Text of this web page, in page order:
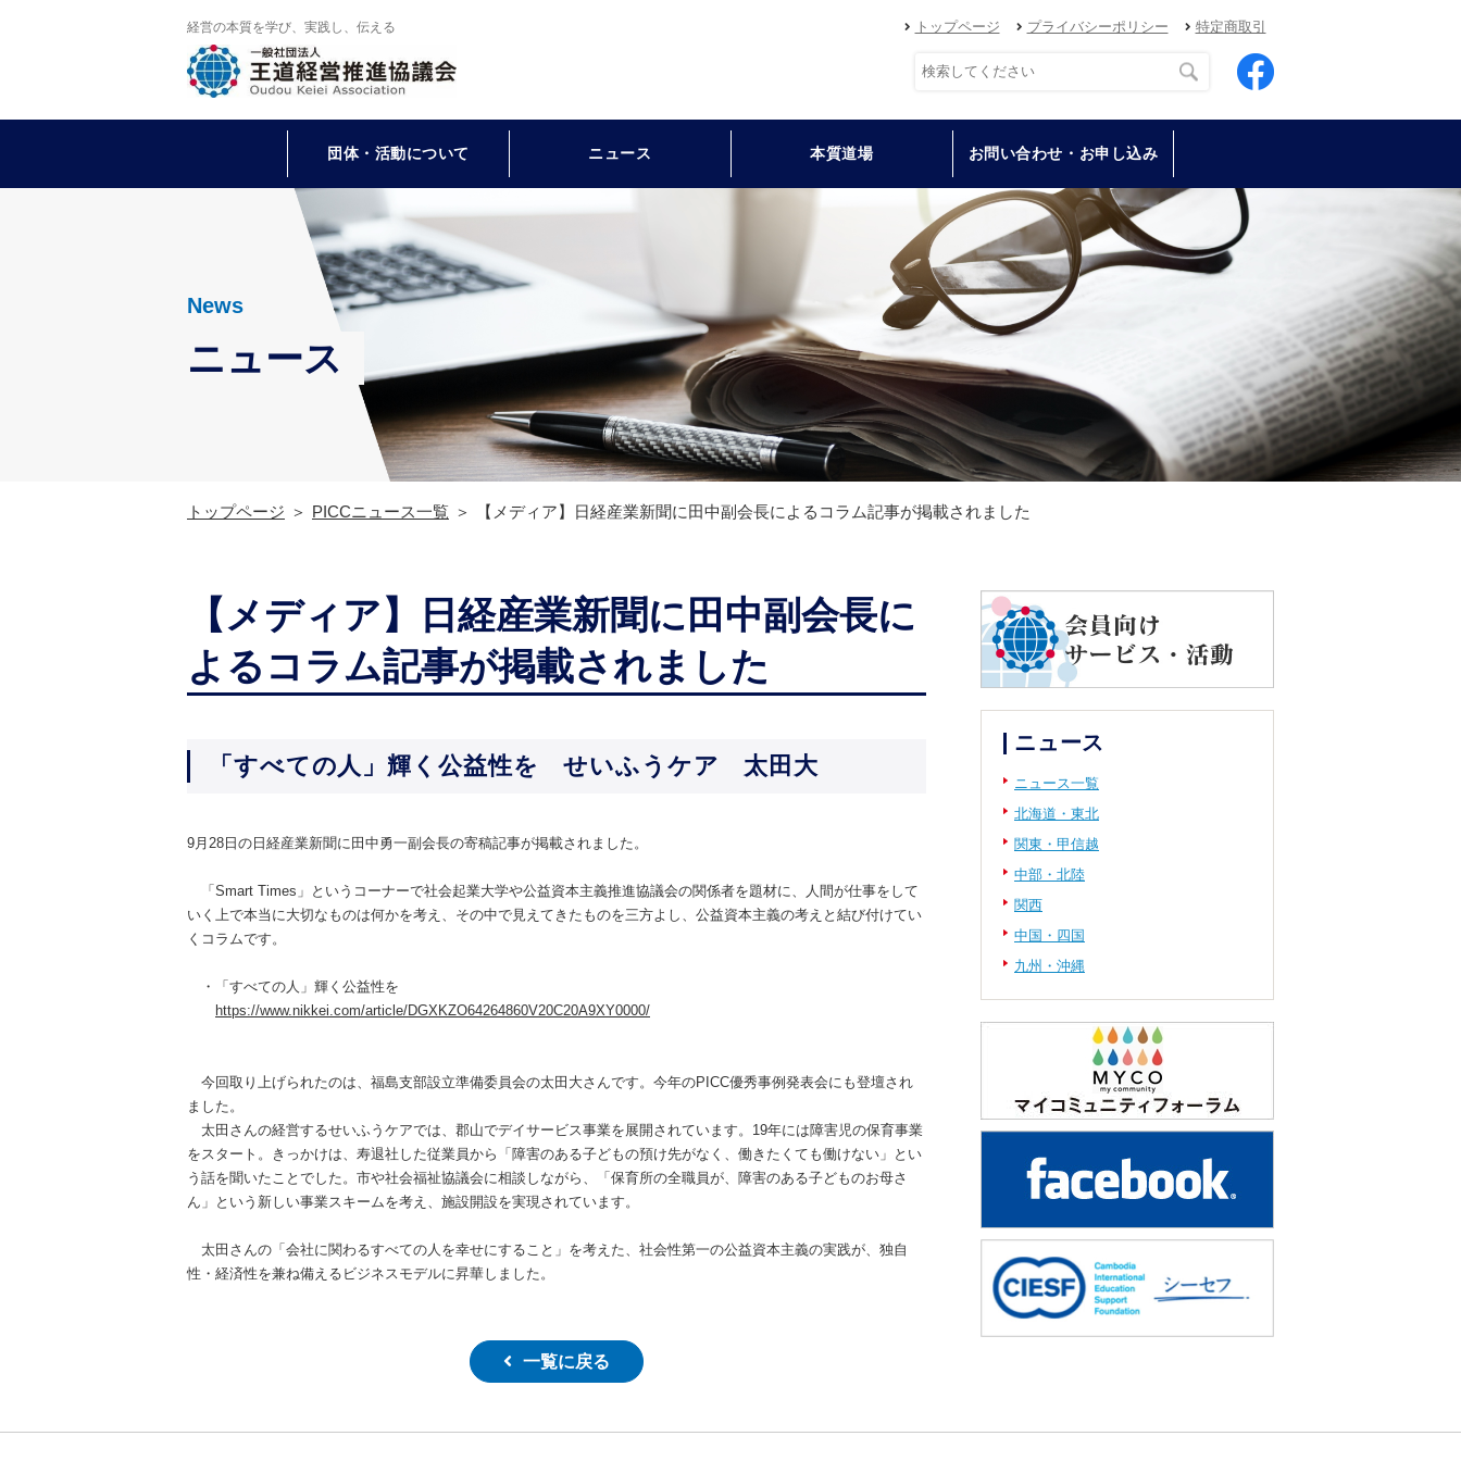
経営の本質を学び、実践し、伝える トップページ プライバシーポリシー 特定商取引
団体・活動について ニュース 本質道場 お問い合わせ・お申し込み
News
ニュース
トップページ PICCニュース一覧 【メディア】日経産業新聞に田中副会長によるコラム記事が掲載されました
【メディア】日経産業新聞に田中副会長に
よるコラム記事が掲載されました
「すべての人」輝く公益性を せいふうケア 太田大
9月28日の日経産業新聞に田中勇一副会長の寄稿記事が掲載されました。
「Smart Times」というコーナーで社会起業大学や公益資本主義推進協議会の関係者を題材に、人間が仕事をして
いく上で本当に大切なものは何かを考え、その中で見えてきたものを三方よし、公益資本主義の考えと結び付けてい
くコラムです。
・「すべての人」輝く公益性を
https://www.nikkei.com/article/DGXKZO64264860V20C20A9XY0000/
今回取り上げられたのは、福島支部設立準備委員会の太田大さんです。今年のPICC優秀事例発表会にも登壇され
ました。
太田さんの経営するせいふうケアでは、郡山でデイサービス事業を展開されています。19年には障害児の保育事業
をスタート。きっかけは、寿退社した従業員から「障害のある子どもの預け先がなく、働きたくても働けない」とい
う話を聞いたことでした。市や社会福祉協議会に相談しながら、「保育所の全職員が、障害のある子どものお母さ
ん」という新しい事業スキームを考え、施設開設を実現されています。
太田さんの「会社に関わるすべての人を幸せにすること」を考えた、社会性第一の公益資本主義の実践が、独自
性・経済性を兼ね備えるビジネスモデルに昇華しました。
一覧に戻る
ニュース
ニュース一覧
北海道・東北
関東・甲信越
中部・北陸
関西
中国・四国
九州・沖縄